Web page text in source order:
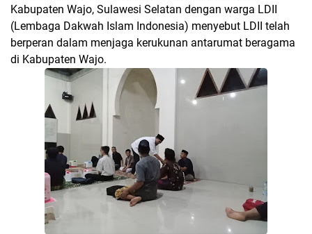
Kabupaten Wajo, Sulawesi Selatan dengan warga LDII
(Lembaga Dakwah Islam Indonesia) menyebut LDII telah
berperan dalam menjaga kerukunan antarumat beragama
di Kabupaten Wajo.